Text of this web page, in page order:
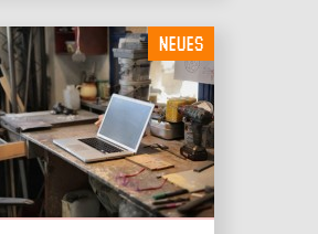
NEUES